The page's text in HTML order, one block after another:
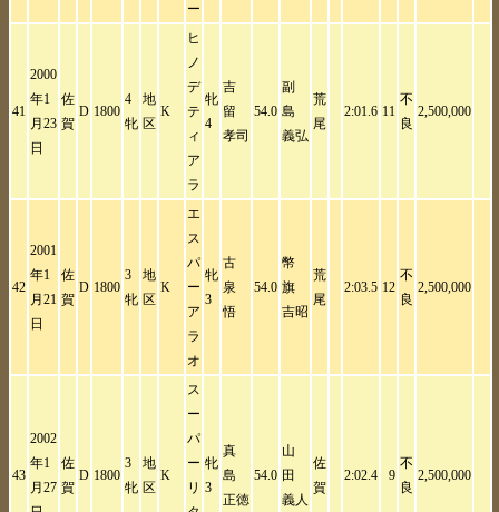
ー
41
2000
年1
月23
日
佐
賀
D 1800
4
牝
地
区
K
ヒ
ノ
デ
テ
ィ
ア
ラ
牝
4
吉
留
孝司
54.0
副
島
義弘
荒
尾
2:01.6 11
不
良
2,500,000
42
2001
年1
月21
日
佐
賀
D 1800
3
牝
地
区
K
エ
ス
パ
ー
ア
ラ
オ
牝
3
古
泉
悟
54.0
幣
旗
吉昭
荒
尾
2:03.5 12
不
良
2,500,000
43
2002
年1
月27
佐
賀
D 1800
3
牝
地
区
K
ス
ー
パ
ー
リ
牝
3
真
島
正徳
54.0
山
田
義人
佐
賀
2:02.4 9
不
良
2,500,000